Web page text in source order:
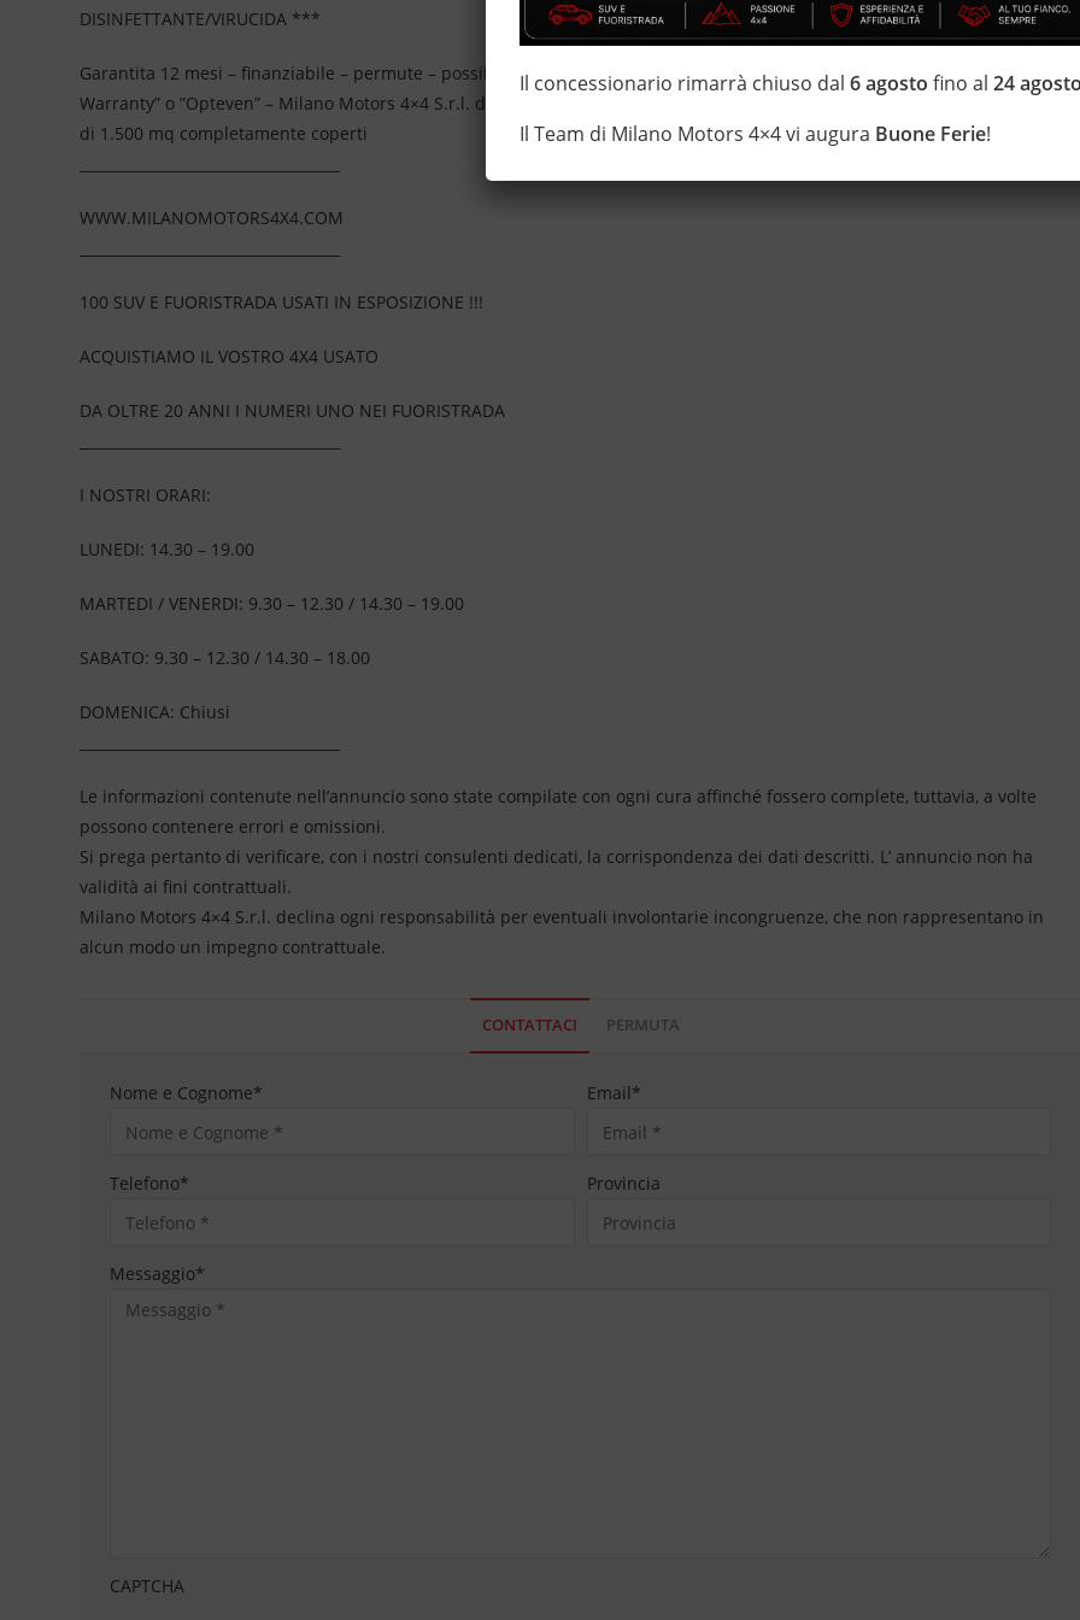
DISINFETTANTE/VIRUCIDA ***
Garantita 12 mesi – finanziabile – permute – possibilità di estensione della garanzia con i leader del mercato ”Mapfre
Warranty” o ”Opteven” – Milano Motors 4×4 S.r.l. da più di 20 anni Numeri Uno Nei Fuoristrada con un’ esposizione da più
di 1.500 mq completamente coperti
WWW.MILANOMOTORS4X4.COM
100 SUV E FUORISTRADA USATI IN ESPOSIZIONE !!!
ACQUISTIAMO IL VOSTRO 4X4 USATO
DA OLTRE 20 ANNI I NUMERI UNO NEI FUORISTRADA
I NOSTRI ORARI:
LUNEDI: 14.30 – 19.00
MARTEDI / VENERDI: 9.30 – 12.30 / 14.30 – 19.00
SABATO: 9.30 – 12.30 / 14.30 – 18.00
DOMENICA: Chiusi
Le informazioni contenute nell’annuncio sono state compilate con ogni cura affinché fossero complete, tuttavia, a volte
possono contenere errori e omissioni.
Si prega pertanto di verificare, con i nostri consulenti dedicati, la corrispondenza dei dati descritti. L’ annuncio non ha
validità ai fini contrattuali.
Milano Motors 4×4 S.r.l. declina ogni responsabilità per eventuali involontarie incongruenze, che non rappresentano in
alcun modo un impegno contrattuale.
CONTATTACI PERMUTA
Nome e Cognome* Email*
Telefono* Provincia
Messaggio*
CAPTCHA
Il concessionario rimarrà chiuso dal6 agosto fino al24
Il Team di Milano Motors 4×4 vi augura Buone Ferie!